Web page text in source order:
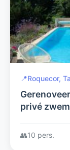
📍Roquecor,
privé
👥10 pers.